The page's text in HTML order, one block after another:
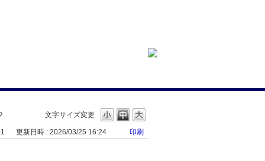
文字サイズ変更
更新日時 : 2026/03/25 16:24 印刷